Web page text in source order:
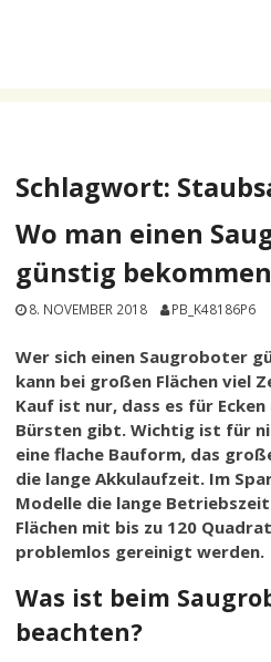
Schlagwort:
Wo man einen
günstig
8. NOVEMBER 2018 PB_K48186P6
Wer sich einen Saugroboter
kann bei großen Flächen viel
Kauf ist nur, dass es für
Bürsten gibt. Wichtig ist für
eine flache Bauform, das
die lange Akkulaufzeit. Im
Modelle die lange
Flächen mit bis zu 120
problemlos gereinigt werden.
Was ist beim
beachten?